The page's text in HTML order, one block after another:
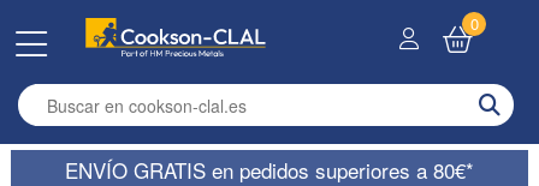
Enter search term
0
ENVÍO GRATIS en pedidos superiores a 80€*